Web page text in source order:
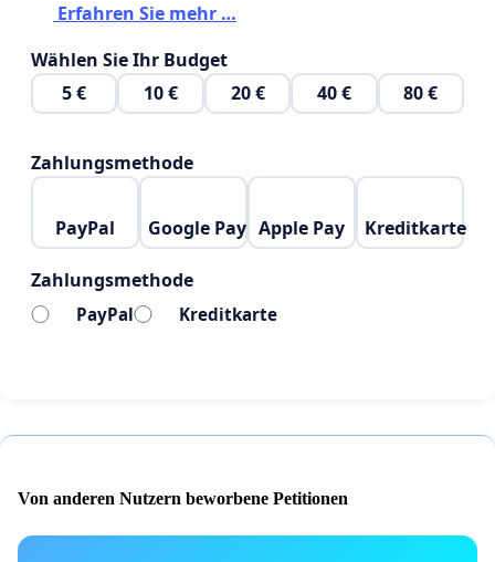
Erfahren Sie mehr …
Wählen Sie Ihr Budget
5 €
10 € 20 € 40 € 80 €
Zahlungsmethode
PayPal Google Pay Apple Pay Kreditkarte
Zahlungsmethode
PayPal Kreditkarte
Von anderen Nutzern beworbene Petitionen